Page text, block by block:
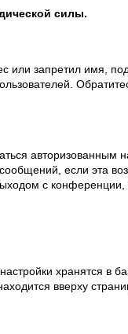
силы.
или запретил имя,
авторизованным
если эта
с
хранятся в
вверху